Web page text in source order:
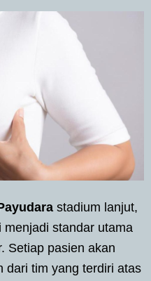
stadium lanjut,
standar utama
Setiap pasien akan
dari tim yang terdiri atas